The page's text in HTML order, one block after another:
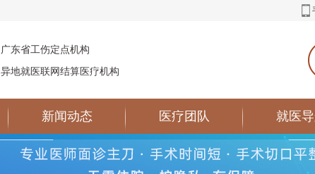
广东省工伤定点机构
异地就医联网结算医疗机构
新闻动态 医疗团队 就医